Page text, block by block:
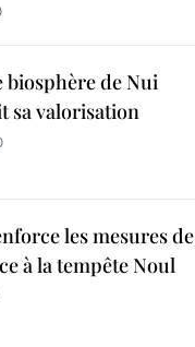
biosphère de Nui
sa valorisation
les mesures de
à la tempête Noul